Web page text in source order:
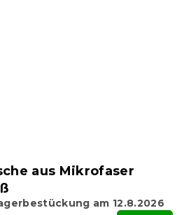
aus Mikrofaser
am 12.8.2026